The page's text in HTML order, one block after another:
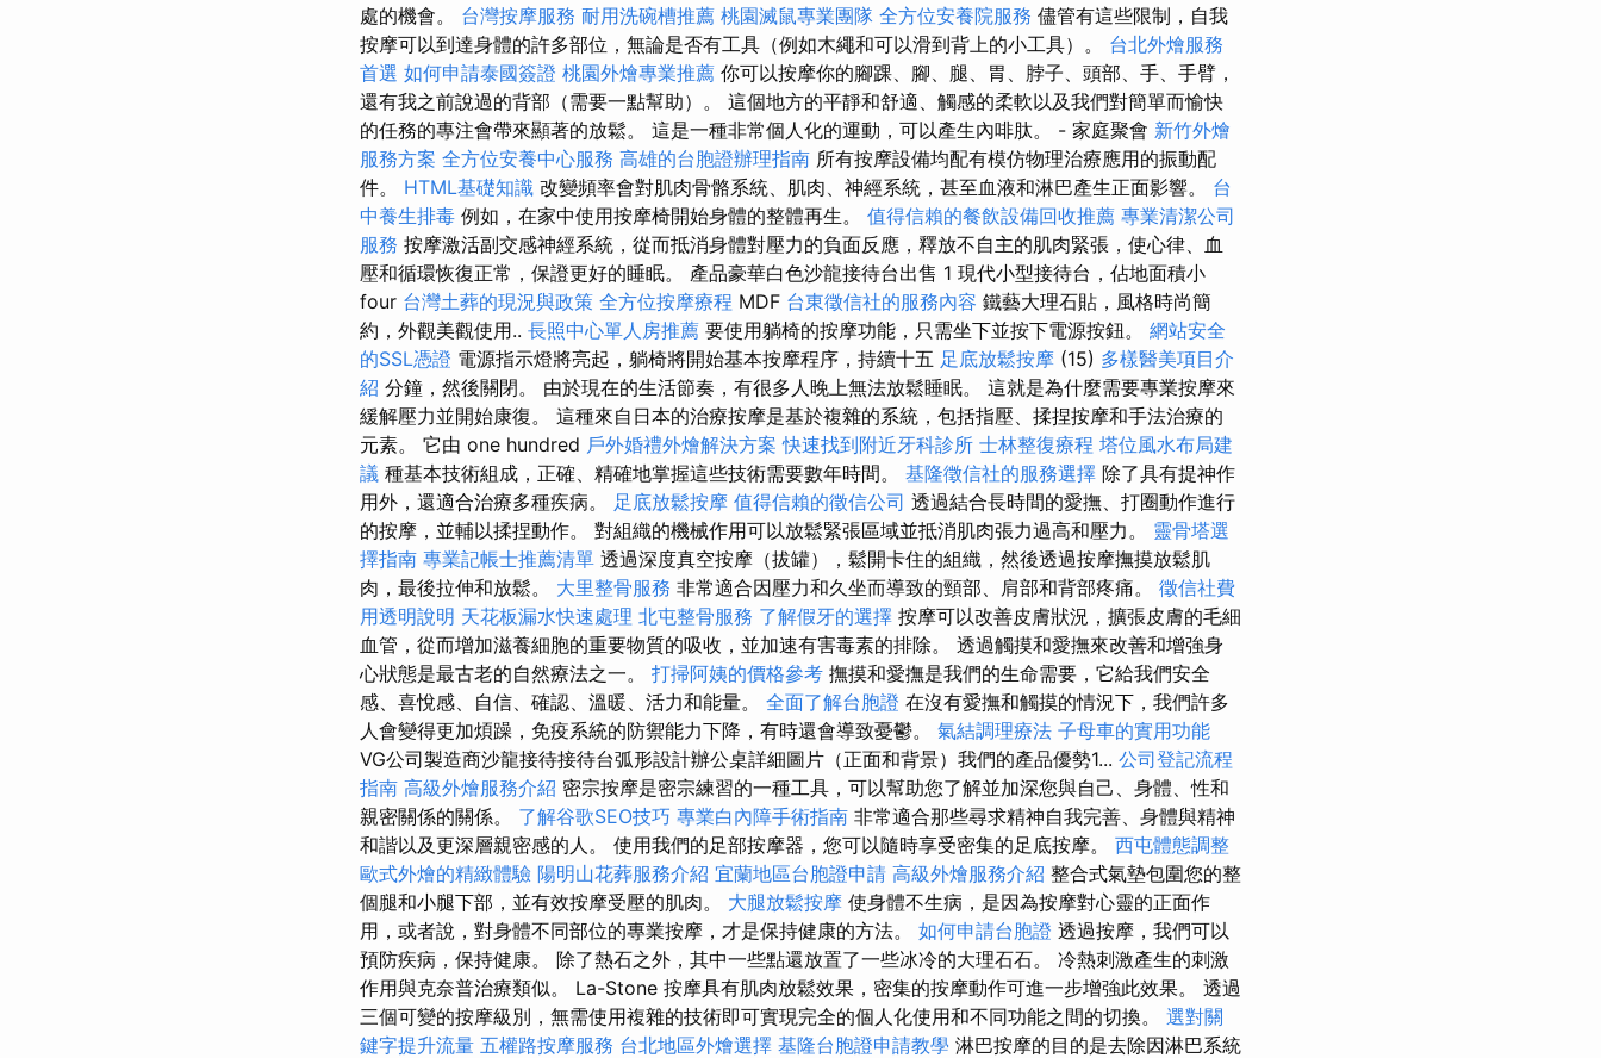
處的機會。 台灣按摩服務 耐用洗碗槽推薦 桃園滅鼠專業團隊 全方位安養院服務 儘管有這些限制，自我
按摩可以到達身體的許多部位，無論是否有工具（例如木繩和可以滑到背上的小工具）。 台北外燴服務
首選 如何申請泰國簽證 桃園外燴專業推薦 你可以按摩你的腳踝、腳、腿、胃、脖子、頭部、手、手臂，
還有我之前說過的背部（需要一點幫助）。 這個地方的平靜和舒適、觸感的柔軟以及我們對簡單而愉快
的任務的專注會帶來顯著的放鬆。 這是一種非常個人化的運動，可以產生內啡肽。 - 家庭聚會 新竹外燴
服務方案 全方位安養中心服務 高雄的台胞證辦理指南 所有按摩設備均配有模仿物理治療應用的振動配
件。 HTML基礎知識 改變頻率會對肌肉骨骼系統、肌肉、神經系統，甚至血液和淋巴產生正面影響。 台
中養生排毒 例如，在家中使用按摩椅開始身體的整體再生。 值得信賴的餐飲設備回收推薦 專業清潔公司
服務 按摩激活副交感神經系統，從而抵消身體對壓力的負面反應，釋放不自主的肌肉緊張，使心律、血
壓和循環恢復正常，保證更好的睡眠。 產品豪華白色沙龍接待台出售 1 現代小型接待台，佔地面積小
four 台灣土葬的現況與政策 全方位按摩療程 MDF 台東徵信社的服務內容 鐵藝大理石貼，風格時尚簡
約，外觀美觀使用.. 長照中心單人房推薦 要使用躺椅的按摩功能，只需坐下並按下電源按鈕。 網站安全
的SSL憑證 電源指示燈將亮起，躺椅將開始基本按摩程序，持續十五 足底放鬆按摩 (15) 多樣醫美項目介
紹 分鐘，然後關閉。 由於現在的生活節奏，有很多人晚上無法放鬆睡眠。 這就是為什麼需要專業按摩來
緩解壓力並開始康復。 這種來自日本的治療按摩是基於複雜的系統，包括指壓、揉捏按摩和手法治療的
元素。 它由 one hundred 戶外婚禮外燴解決方案 快速找到附近牙科診所 士林整復療程 塔位風水布局建
議 種基本技術組成，正確、精確地掌握這些技術需要數年時間。 基隆徵信社的服務選擇 除了具有提神作
用外，還適合治療多種疾病。 足底放鬆按摩 值得信賴的徵信公司 透過結合長時間的愛撫、打圈動作進行
的按摩，並輔以揉捏動作。 對組織的機械作用可以放鬆緊張區域並抵消肌肉張力過高和壓力。 靈骨塔選
擇指南 專業記帳士推薦清單 透過深度真空按摩（拔罐），鬆開卡住的組織，然後透過按摩撫摸放鬆肌
肉，最後拉伸和放鬆。 大里整骨服務 非常適合因壓力和久坐而導致的頸部、肩部和背部疼痛。 徵信社費
用透明說明 天花板漏水快速處理 北屯整骨服務 了解假牙的選擇 按摩可以改善皮膚狀況，擴張皮膚的毛細
血管，從而增加滋養細胞的重要物質的吸收，並加速有害毒素的排除。 透過觸摸和愛撫來改善和增強身
心狀態是最古老的自然療法之一。 打掃阿姨的價格參考 撫摸和愛撫是我們的生命需要，它給我們安全
感、喜悅感、自信、確認、溫暖、活力和能量。 全面了解台胞證 在沒有愛撫和觸摸的情況下，我們許多
人會變得更加煩躁，免疫系統的防禦能力下降，有時還會導致憂鬱。 氣結調理療法 子母車的實用功能
VG公司製造商沙龍接待接待台弧形設計辦公桌詳細圖片（正面和背景）我們的產品優勢1... 公司登記流程
指南 高級外燴服務介紹 密宗按摩是密宗練習的一種工具，可以幫助您了解並加深您與自己、身體、性和
親密關係的關係。 了解谷歌SEO技巧 專業白內障手術指南 非常適合那些尋求精神自我完善、身體與精神
和諧以及更深層親密感的人。 使用我們的足部按摩器，您可以隨時享受密集的足底按摩。 西屯體態調整
歐式外燴的精緻體驗 陽明山花葬服務介紹 宜蘭地區台胞證申請 高級外燴服務介紹 整合式氣墊包圍您的整
個腿和小腿下部，並有效按摩受壓的肌肉。 大腿放鬆按摩 使身體不生病，是因為按摩對心靈的正面作
用，或者說，對身體不同部位的專業按摩，才是保持健康的方法。 如何申請台胞證 透過按摩，我們可以
預防疾病，保持健康。 除了熱石之外，其中一些點還放置了一些冰冷的大理石石。 冷熱刺激產生的刺激
作用與克奈普治療類似。 La-Stone 按摩具有肌肉放鬆效果，密集的按摩動作可進一步增強此效果。 透過
三個可變的按摩級別，無需使用複雜的技術即可實現完全的個人化使用和不同功能之間的切換。 選對關
鍵字提升流量 五權路按摩服務 台北地區外燴選擇 基隆台胞證申請教學 淋巴按摩的目的是去除因淋巴系統